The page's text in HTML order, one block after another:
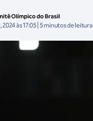
Olímpico do Brasil
2024 às 17:05 | 5 minutos de leitura